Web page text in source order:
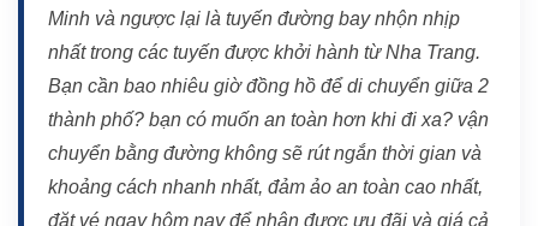
Minh và ngược lại là tuyến đường bay nhộn nhịp
nhất trong các tuyến được khởi hành từ Nha Trang.
Bạn cần bao nhiêu giờ đồng hồ để di chuyển giữa 2
thành phố? bạn có muốn an toàn hơn khi đi xa? vận
chuyển bằng đường không sẽ rút ngắn thời gian và
khoảng cách nhanh nhất, đảm ảo an toàn cao nhất,
đặt vé ngay hôm nay để nhận được ưu đãi và giá cả